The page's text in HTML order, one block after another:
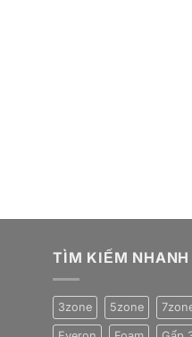
TÌM KIẾM NHANH
3zone 5zone